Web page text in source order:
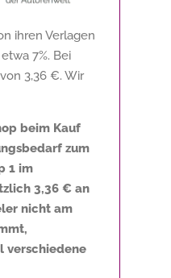
ihren Verlagen
7%. Bei
3,36 €. Wir
beim Kauf
zum
1 im
3,36 € an
nicht am
verschiedene